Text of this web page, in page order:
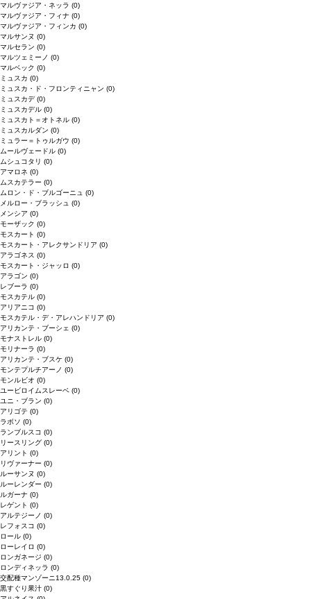
マルヴァジア・ネッラ (0)
マルヴァジア・フィナ (0)
マルヴァジア・フィンカ (0)
マルサンヌ (0)
マルセラン (0)
マルツェミーノ (0)
マルベック (0)
ミュスカ (0)
ミュスカ・ド・フロンティニャン (0)
ミュスカデ(0)
ミュスカデル (0)
ミュスカト＝オトネル (0)
ミュスカルダン (0)
ミュラー＝トゥルガウ (0)
ムールヴェードル (0)
ムシュコタリ (0)
アマロネ (0)
ムスカテラー (0)
ムロン・ド・ブルゴーニュ (0)
メルロー・ブラッシュ (0)
メンシア (0)
モーザック (0)
モスカート (0)
モスカート・アレクサンドリア (0)
アラゴネス (0)
モスカート・ジャッロ (0)
アラゴン (0)
レブーラ (0)
モスカテル (0)
アリアニコ (0)
モスカテル・デ・アレハンドリア (0)
アリカンテ・ブーシェ (0)
モナストレル (0)
モリナーラ (0)
アリカンテ・ブスケ (0)
モンテプルチアーノ (0)
モンルビオ (0)
ユービロイムスレーベ (0)
ユニ・ブラン (0)
アリゴテ (0)
ラボソ (0)
ランブルスコ (0)
リースリング (0)
アリント (0)
リヴァーナー (0)
ルーサンヌ (0)
ルーレンダー (0)
ルガーナ (0)
レゲント (0)
アルテジーノ (0)
レフォスコ (0)
ロール (0)
ローレイロ (0)
ロンガネージ (0)
ロンディネッラ (0)
交配種マンゾーニ13.0.25 (0)
黒すぐり果汁 (0)